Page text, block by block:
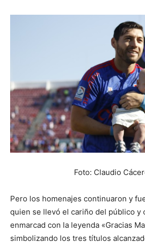
Foto: Claudio
Pero los homenajes continuaron y
quien se llevó el cariño del público y
enmarcad con la leyenda «Gracias
simbolizando los tres títulos